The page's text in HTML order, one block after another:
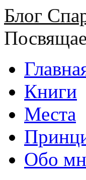
Блог
Книги
Места
Обо